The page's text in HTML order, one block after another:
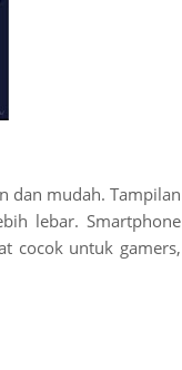
dan mudah. Tampilan
lebar. Smartphone
cocok untuk gamers,